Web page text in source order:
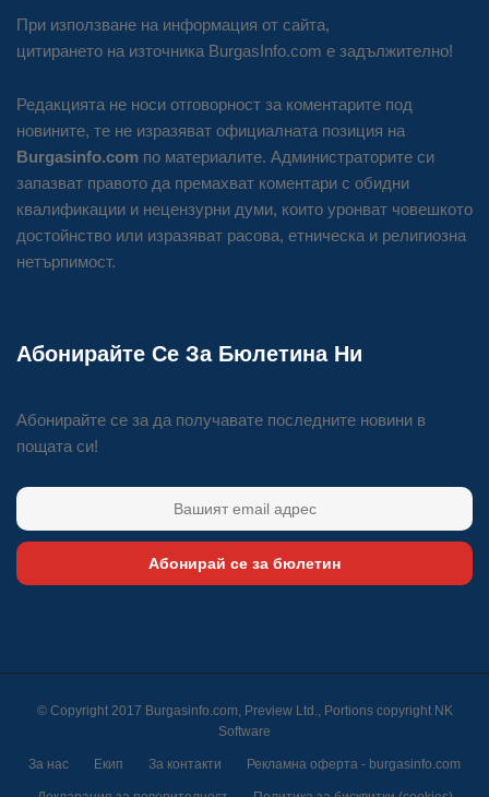
При използване на информация от сайта,
цитирането на източника BurgasInfo.com е задължително!
Редакцията не носи отговорност за коментарите под
новините, те не изразяват официалната позиция на
Burgasinfo.com по материалите. Администраторите си
запазват правото да премахват коментари с обидни
квалификации и нецензурни думи, които уронват човешкото
достойнство или изразяват расова, етническа и религиозна
нетърпимост.
Абонирайте Се За Бюлетина Ни
Абонирайте се за да получавате последните новини в
пощата си!
Абонирай се за бюлетин
© Copyright 2017 Burgasinfo.com, Preview Ltd., Portions copyright NK
Software
За нас Екип За контакти Рекламна оферта - burgasinfo.com